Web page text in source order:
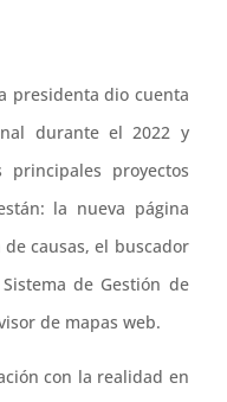
presidenta dio cuenta
durante el 2022 y
proyectos
la nueva página
causas, el buscador
de Gestión de
de mapas web.
con la realidad en